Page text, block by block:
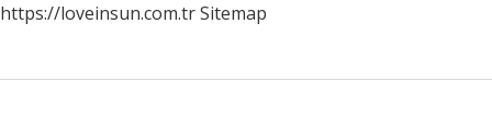
https://loveinsun.com.trSitemap